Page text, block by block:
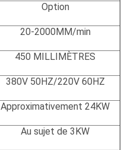
Option
20-2000MM/min
450 MILLIMÈTRES
380V 50HZ/220V 60HZ
Approximativement 24KW
Au sujet de 3KW